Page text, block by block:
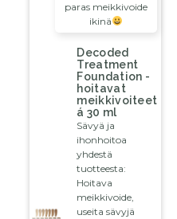
paras meikkivoide
ikinä
Decoded
Treatment
Foundation -
hoitavat
meikkivoiteet
á 30 ml
Sävyä ja
ihonhoitoa
yhdestä
tuotteesta:
Hoitava
meikkivoide,
useita sävyjä